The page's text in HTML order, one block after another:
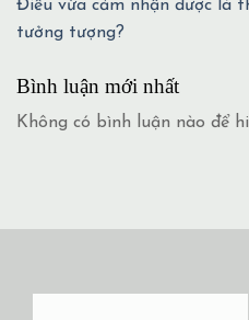
Điều vừa cảm nhận được là
tưởng tượng?
Bình luận mới nhất
Không có bình luận nào để